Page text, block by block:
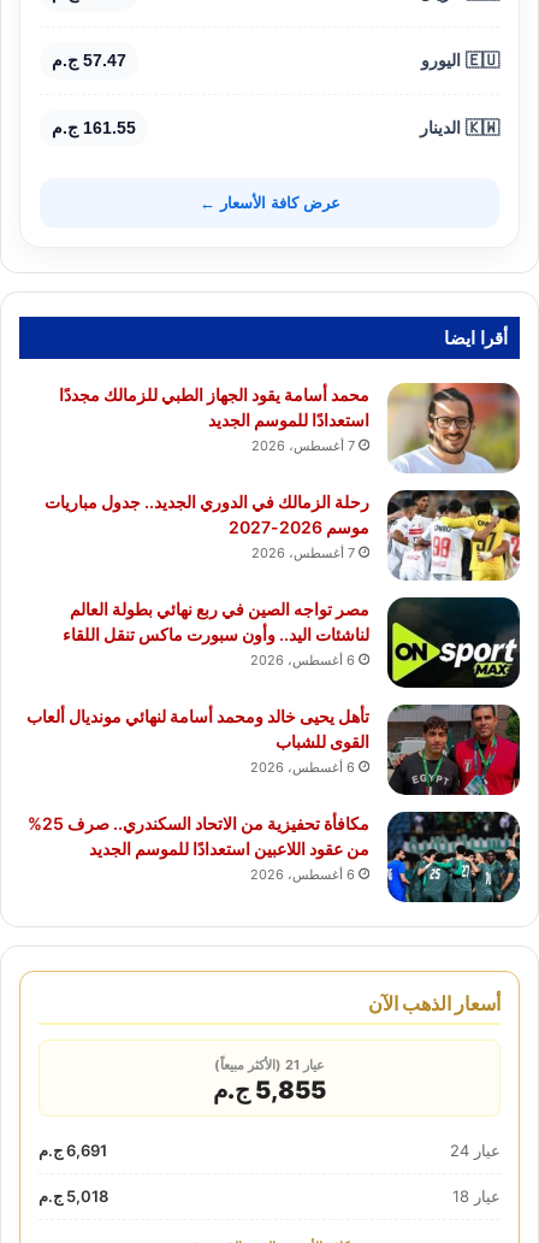
🇪🇺 اليورو 57.47 ج.م
🇰🇼 الدينار 161.55 ج.م
عرض كافة الأسعار ←
أقرا ايضا
محمد أسامة يقود الجهاز الطبي للزمالك مجددًا
استعدادًا للموسم الجديد
7 أغسطس، 2026
رحلة الزمالك في الدوري الجديد.. جدول مباريات
موسم 2026-2027
7 أغسطس، 2026
مصر تواجه الصين في ربع نهائي بطولة العالم
لناشئات اليد.. وأون سبورت ماكس تنقل اللقاء
6 أغسطس، 2026
تأهل يحيى خالد ومحمد أسامة لنهائي مونديال ألعاب
القوى للشباب
6 أغسطس، 2026
مكافأة تحفيزية من الاتحاد السكندري.. صرف 25%
من عقود اللاعبين استعدادًا للموسم الجديد
6 أغسطس، 2026
أسعار الذهب الآن
عيار 21 (الأكثر مبيعاً)
5,855 ج.م
عيار 24 6,691 ج.م
عيار 18 5,018 ج.م